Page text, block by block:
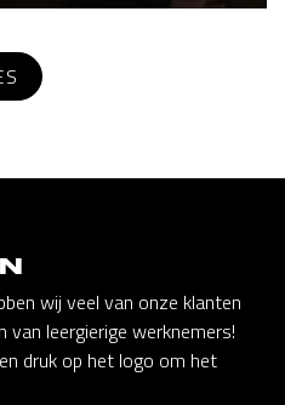
wij veel van onze klanten
leergierige werknemers!
druk op het logo om het